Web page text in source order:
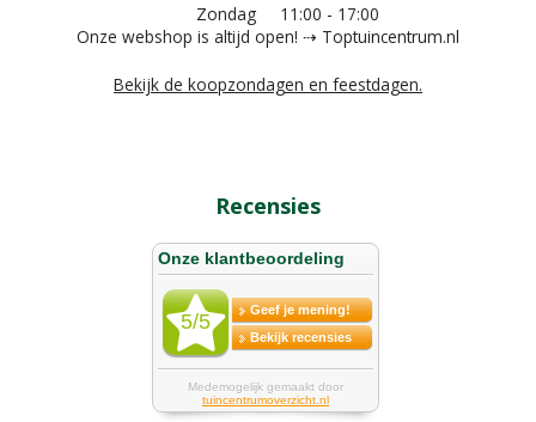
Zondag
11:00 - 17:00
Onze webshop is altijd open! ⇢ Toptuincentrum.nl
Bekijk de koopzondagen en feestdagen.
Recensies